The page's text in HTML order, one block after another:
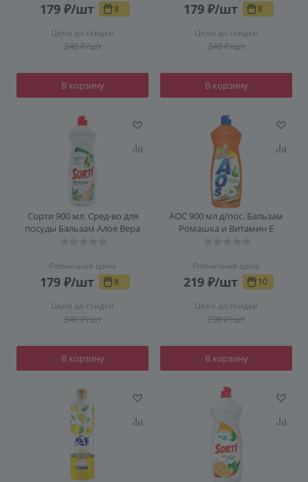
179 ₽/шт 8
Цена до скидки
240₽/шт
В корзину
179 ₽/шт 8
Цена до скидки
240₽/шт
В корзину
Сорти 900 мл. Сред-во для
посуды Бальзам Алое Вера
Розничная цена
179 ₽/шт 8
Цена до скидки
240₽/шт
В корзину
АОС 900 мл д/пос. Бальзам
Ромашка и Витамин Е
Розничная цена
219 ₽/шт 10
Цена до скидки
298₽/шт
В корзину